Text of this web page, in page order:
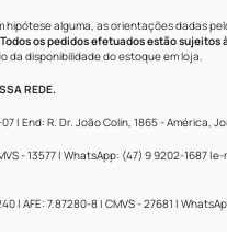
alguma, as orientações dadas
Todos os pedidos efetuados estão
da disponibilidade do estoque em loja.
REDE.
| End: R. Dr. João Colin, 1865 - América,
- 13577 | WhatsApp: (47) 9 9202-1687 |e-
| AFE: 7.87280-8 | CMVS - 27681 |